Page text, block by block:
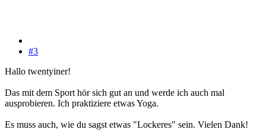
#3
Hallo twentyiner!
Das mit dem Sport hör sich gut an und werde ich auch mal
ausprobieren. Ich praktiziere etwas Yoga.
Es muss auch, wie du sagst etwas "Lockeres" sein. Vielen Dank!